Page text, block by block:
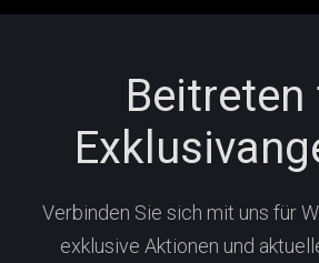
Beitreten
Verbinden Sie sich mit uns für
exklusive Aktionen und